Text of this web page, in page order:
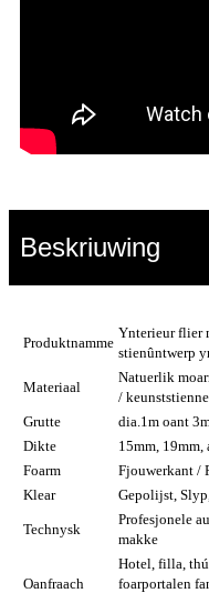
Beskriuwing
Produktnamme
Ynterieur flier
stienûntwerp
Materiaal
Natuerlik
/
Grutte
dia.1m oant
Dikte
15mm,
Foarm
Fjouwerkant /
Klear
Gepolijst,
Technysk
Profesjonele
makke
Oanfraach
Hotel, filla,
foarportalen